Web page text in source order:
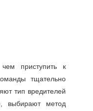
приступить к
тщательно
тип вредителей
выбирают метод